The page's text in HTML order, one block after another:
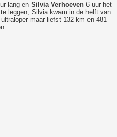
lang en Silvia Verhoeven6 uur het
leggen, Silvia kwam in de helft van
maar liefst 132 km en 481